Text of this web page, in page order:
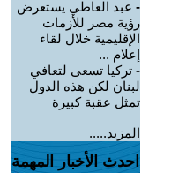
- عبد العاطي يستعرض
رؤية مصر للأزمات
الإقليمية خلال لقاء
إعلام ...
- تركيا تسعى لتعافي
لبنان لكن هذه الدول
تمثل عقبة كبيرة
المزيد.....
احدث الأخبار المهمة